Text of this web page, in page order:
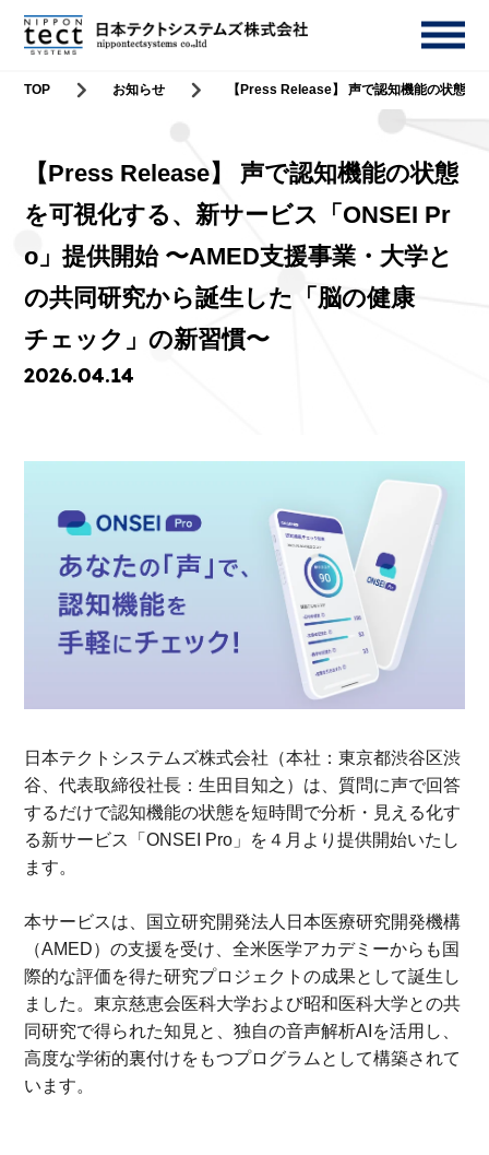
TOP お知らせ 【Press Release】 声で認知機能の状態
【Press Release】 声で認知機能の状態
を可視化する、新サービス「ONSEI Pr
o」提供開始 〜AMED支援事業・大学と
の共同研究から誕生した「脳の健康
チェック」の新習慣〜
2026.04.14
日本テクトシステムズ株式会社（本社：東京都渋谷区渋
谷、代表取締役社長：生田目知之）は、質問に声で回答
するだけで認知機能の状態を短時間で分析・見える化す
る新サービス「ONSEI Pro」を４月より提供開始いたし
ます。
本サービスは、国立研究開発法人日本医療研究開発機構
（AMED）の支援を受け、全米医学アカデミーからも国
際的な評価を得た研究プロジェクトの成果として誕生し
ました。東京慈恵会医科大学および昭和医科大学との共
同研究で得られた知見と、独自の音声解析AIを活用し、
高度な学術的裏付けをもつプログラムとして構築されて
います。